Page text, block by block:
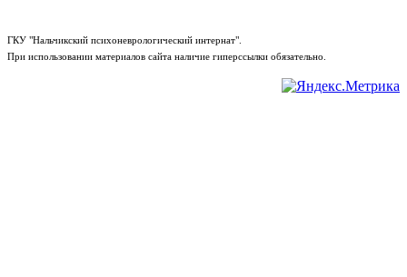
ГКУ "Нальчикский психоневрологический интернат".
При использовании материалов сайта наличие гиперссылки обязательно.